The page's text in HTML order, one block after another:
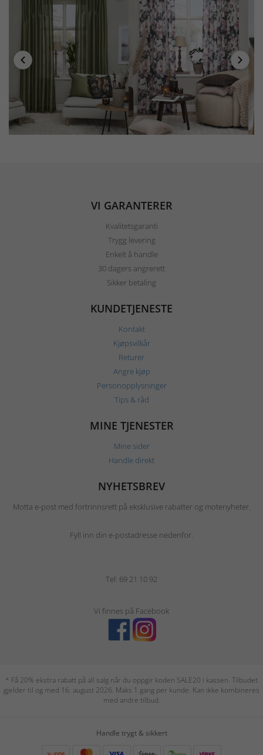
VI GARANTERER
Kvalitetsgaranti
Trygg levering
Enkelt å handle
30 dagers angrerett
Sikker betaling
KUNDETJENESTE
Kontakt
Kjøpsvilkår
Returer
Angre kjøp
Personopplysninger
Tips & råd
MINE TJENESTER
Mine sider
Handle direkt
NYHETSBREV
Motta e-post med fortrinnsrett på eksklusive rabatter og motenyheter.
Fyll inn din e-postadresse nedenfor.
Tel: 69 21 10 92
Vi finnes på Facebook
* Få 20% ekstra rabatt på all salg når du oppgir koden SALE20 i kassen. Tilbudet
gjelder til og med 16. august 2026. Maks 1 gang per kunde. Kan ikke kombineres
med andre tilbud.
Handle trygt & sikkert